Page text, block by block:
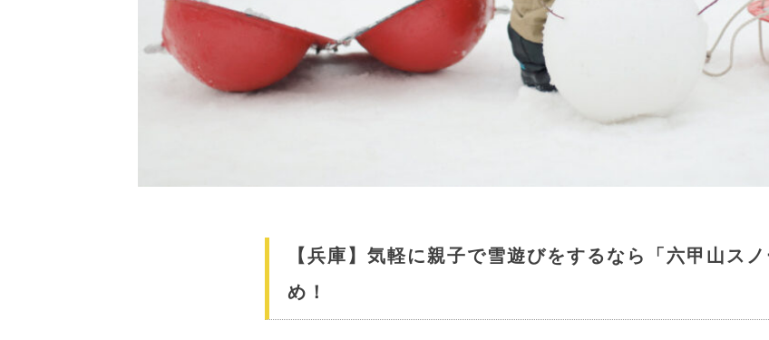
【兵庫】気軽に親子で雪遊びをするなら「六甲山ス
め！